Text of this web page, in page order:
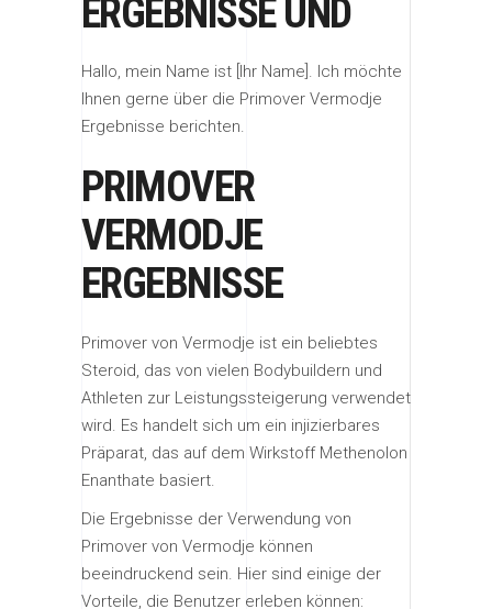
ERGEBNISSE UND
Hallo, mein Name ist [Ihr Name]. Ich möchte
Ihnen gerne über die Primover Vermodje
Ergebnisse berichten.
PRIMOVER
VERMODJE
ERGEBNISSE
Primover von Vermodje ist ein beliebtes
Steroid, das von vielen Bodybuildern und
Athleten zur Leistungssteigerung verwendet
wird. Es handelt sich um ein injizierbares
Präparat, das auf dem Wirkstoff Methenolon
Enanthate basiert.
Die Ergebnisse der Verwendung von
Primover von Vermodje können
beeindruckend sein. Hier sind einige der
Vorteile, die Benutzer erleben können: